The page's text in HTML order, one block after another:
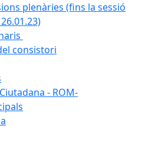
plenàries (fins la sessió
consistori
- ROM-